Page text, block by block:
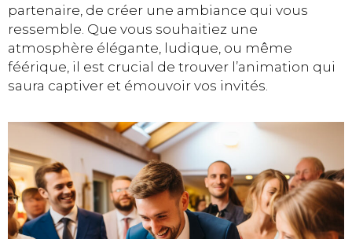
partenaire, de créer une ambiance qui vous
ressemble. Que vous souhaitiez une
atmosphère élégante, ludique, ou même
féérique, il est crucial de trouver l’animation qui
saura captiver et émouvoir vos invités.